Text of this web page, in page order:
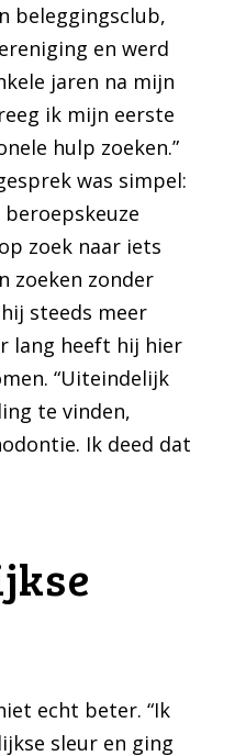
beleggingsclub,
en werd
jaren na mijn
ik mijn eerste
hulp zoeken.”
was simpel:
zoek naar iets
zoeken zonder
steeds meer
lang heeft hij hier
“Uiteindelijk
te vinden,
Ik deed dat
echt beter. “Ik
sleur en ging